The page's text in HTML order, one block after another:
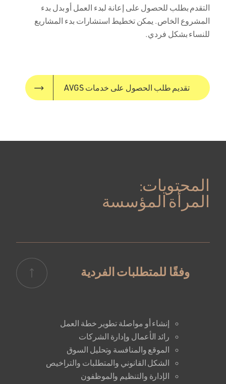
التقدم بطلب للحصول على إعانة لبدء العمل أو بدل بدء
المشروع الخاص. يمكن تخطيط استشارات بدء المشاريع
للنساء بشكل فردي.
تقديم طلب الحصول على خدمات AVGS
المحتويات:
المرأة المؤسسة
وفقًا للمتطلبات الفردية
إنشاء أو مواصلة تطوير خطة العمل
رائد الأعمال وإدارة الشركات
الموقع والمنافسة وتحليل السوق
الشكل القانوني والمتطلبات والتراخيص
الإدارة والتنظيم والموظفون